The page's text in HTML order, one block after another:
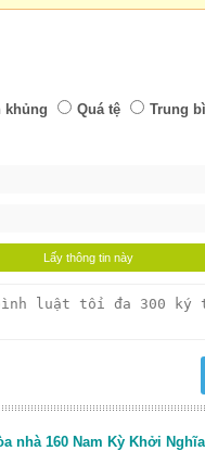
khủng Quá tệ Trung
nhà 160 Nam Kỳ Khởi Nghĩa